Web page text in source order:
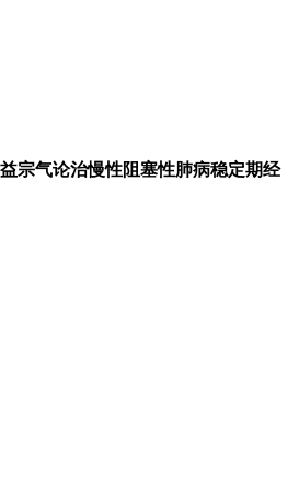
宗气论治慢性阻塞性肺病稳定期经